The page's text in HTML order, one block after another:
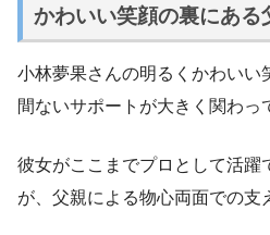
かわいい笑顔の裏にある
小林夢果さんの明るくかわいい
間ないサポートが大きく関わっ
彼女がここまでプロとして活躍
が、父親による物心両面での支